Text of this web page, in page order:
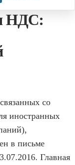
НДС:
со
иностранных
в письме
Главная